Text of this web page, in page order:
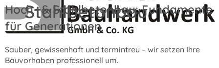
Stahlbetonbau
Hoch- & Stahlbetonbau: Fundamente
für Generationen
Sauber, gewissenhaft und termintreu – wir setzen Ihre
Bauvorhaben professionell um.